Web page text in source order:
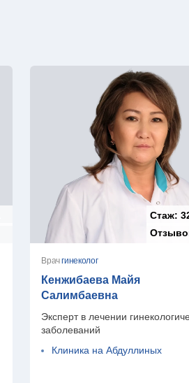
Стаж:
Врачгинеколог
Кенжибаева Майя
Салимбаевна
Эксперт в лечении
заболеваний
Клиника на Абдуллиных